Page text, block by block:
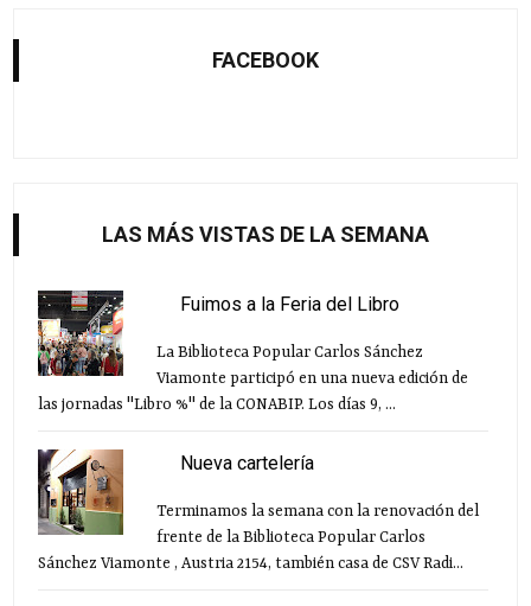
FACEBOOK
LAS MÁS VISTAS DE LA SEMANA
Fuimos a la Feria del Libro
La Biblioteca Popular Carlos Sánchez
Viamonte participó en una nueva edición de
las jornadas "Libro %" de la CONABIP. Los días 9, ...
Nueva cartelería
Terminamos la semana con la renovación del
frente de la Biblioteca Popular Carlos
Sánchez Viamonte , Austria 2154, también casa de CSV Radi...